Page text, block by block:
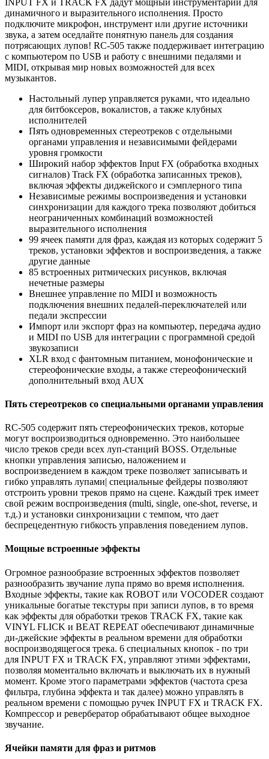
динамичного и выразительного исполнения. Просто
подключите микрофон, инструмент или другие источники
звука, а затем оседлайте понятную панель для создания
потрясающих лупов! RC-505 также поддерживает интеграцию
с компьютером по USB и работу с внешними педалями и
MIDI, открывая мир новых возможностей для всех
музыкантов.
Настольный лупер управляется руками, что идеально
для битбоксеров, вокалистов, а также клубных
исполнителей
Пять одновременных стереотреков с отдельными
органами управления и независимыми фейдерами
уровня громкости
Широкий набор эффектов Input FX (обработка входных
сигналов) Track FX (обработка записанных треков),
включая эффекты диджейского и сэмплерного типа
Независимые режимы воспроизведения и установки
синхронизации для каждого трека позволяют добиться
неограниченных комбинаций возможностей
выразительного исполнения
99 ячеек памяти для фраз, каждая из которых содержит 5
треков, установки эффектов и воспроизведения, а также
другие данные
85 встроенных ритмических рисунков, включая
нечетные размеры
Внешнее управление по MIDI и возможность
подключения внешних педалей-переключателей или
педали экспрессии
Импорт или экспорт фраз на компьютер, передача аудио
и MIDI по USB для интеграции с программной средой
звукозаписи
XLR вход с фантомным питанием, монофонические и
стереофонические входы, а также стереофонический
дополнительный вход AUX
Пять стереотреков со специальными органами управления
RC-505 содержит пять стереофонических треков, которые
могут воспроизводиться одновременно. Это наибольшее
число треков среди всех луп-станций BOSS. Отдельные
кнопки управления записью, наложением и
воспроизведением в каждом треке позволяет записывать и
гибко управлять лупами| специальные фейдеры позволяют
отстроить уровни треков прямо на сцене. Каждый трек имеет
свой режим воспроизведения (multi, single, one-shot, reverse, и
т.д.) и установки синхронизации с темпом, что дает
беспрецедентную гибкость управления поведением лупов.
Мощные встроенные эффекты
Огромное разнообразие встроенных эффектов позволяет
разнообразить звучание лупа прямо во время исполнения.
Входные эффекты, такие как ROBOT или VOCODER создают
уникальные богатые текстуры при записи лупов, в то время
как эффекты для обработки треков TRACK FX, такие как
VINYL FLICK и BEAT REPEAT обеспечивают динамичные
ди-джейские эффекты в реальном времени для обработки
воспроизводящегося трека. 6 специальных кнопок - по три
для INPUT FX и TRACK FX, управляют этими эффектами,
позволяя моментально включать и выключать их в нужный
момент. Кроме этого параметрами эффектов (частота среза
фильтра, глубина эффекта и так далее) можно управлять в
реальном времени с помощью ручек INPUT FX и TRACK FX.
Компрессор и ревербератор обрабатывают общее выходное
звучание.
Ячейки памяти для фраз и ритмов